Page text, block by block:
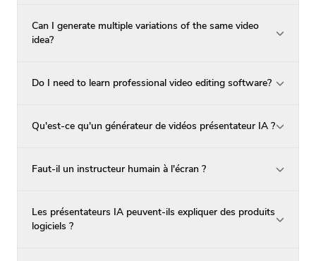
Can I generate multiple variations of the same video
idea?
Do I need to learn professional video editing software?
Qu'est-ce qu'un générateur de vidéos présentateur IA ?
Faut-il un instructeur humain à l'écran ?
Les présentateurs IA peuvent-ils expliquer des produits
logiciels ?